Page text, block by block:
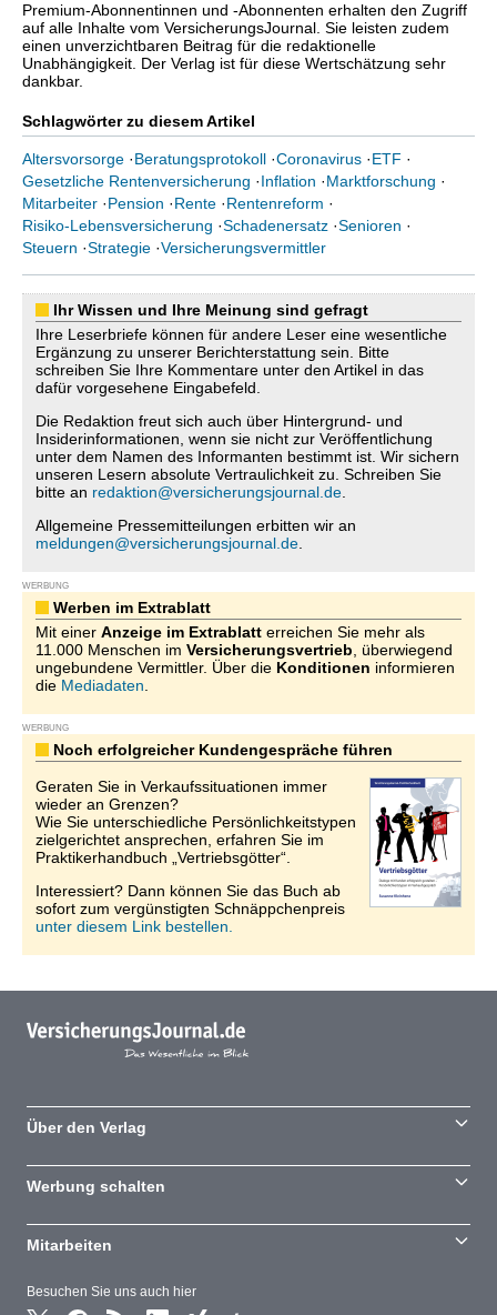
Premium-Abonnentinnen und -Abonnenten erhalten den Zugriff
auf alle Inhalte vom VersicherungsJournal. Sie leisten zudem
einen unverzichtbaren Beitrag für die redaktionelle
Unabhängigkeit. Der Verlag ist für diese Wertschätzung sehr
dankbar.
Schlagwörter zu diesem Artikel
Altersvorsorge ·Beratungsprotokoll ·Coronavirus ·ETF ·
Gesetzliche Rentenversicherung ·Inflation ·Marktforschung ·
Mitarbeiter ·Pension ·Rente ·Rentenreform ·
Risiko-Lebensversicherung ·Schadenersatz ·Senioren ·
Steuern ·Strategie ·Versicherungsvermittler
Ihr Wissen und Ihre Meinung sind gefragt
Ihre Leserbriefe können für andere Leser eine wesentliche
Ergänzung zu unserer Berichterstattung sein. Bitte
schreiben Sie Ihre Kommentare unter den Artikel in das
dafür vorgesehene Eingabefeld.
Die Redaktion freut sich auch über Hintergrund- und
Insiderinformationen, wenn sie nicht zur Veröffentlichung
unter dem Namen des Informanten bestimmt ist. Wir sichern
unseren Lesern absolute Vertraulichkeit zu. Schreiben Sie
bitte an redaktion@versicherungsjournal.de
Allgemeine Pressemitteilungen erbitten wir an
meldungen@versicherungsjournal.de
WERBUNG
Werben im Extrablatt
Mit einer Anzeige im Extrablatt erreichen Sie mehr als
11.000 Menschen im Versicherungsvertrieb , überwiegend
ungebundene Vermittler. Über die Konditionen informieren
die Mediadaten
WERBUNG
Noch erfolgreicher Kundengespräche führen
Geraten Sie in Verkaufssituationen immer
wieder an Grenzen?
Wie Sie unterschiedliche Persönlichkeitstypen
zielgerichtet ansprechen, erfahren Sie im
Praktikerhandbuch „Vertriebsgötter“.
Interessiert? Dann können Sie das Buch ab
sofort zum vergünstigten Schnäppchenpreis
unter diesem Link bestellen.
Besuchen Sie uns auch hier
Über den Verlag
Werbung schalten
Mitarbeiten